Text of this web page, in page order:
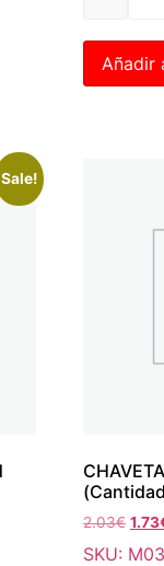
Añadir
Sale!
2.03€ 1.73
SKU: